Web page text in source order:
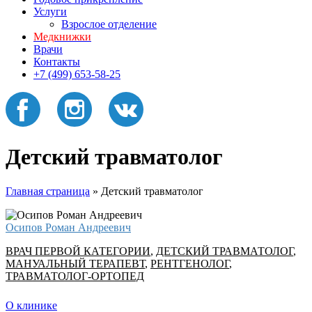
Услуги
Взрослое отделение
Медкнижки
Врачи
Контакты
+7 (499) 653-58-25
Детский травматолог
Главная страница » Детский травматолог
Осипов Роман Андреевич
ВРАЧ ПЕРВОЙ КАТЕГОРИИ, ДЕТСКИЙ ТРАВМАТОЛОГ,
МАНУАЛЬНЫЙ ТЕРАПЕВТ, РЕНТГЕНОЛОГ,
ТРАВМАТОЛОГ-ОРТОПЕД
О клинике